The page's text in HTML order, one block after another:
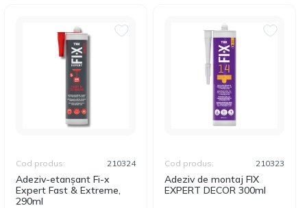
Adeziv-etanșant Fi-x
Expert Fast & Extreme,
290ml
Cod produs: 210324
Adeziv de montaj FIX
EXPERT DECOR 300ml
Cod produs: 210323